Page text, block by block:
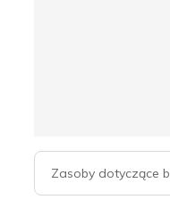
Zasoby dotyczące